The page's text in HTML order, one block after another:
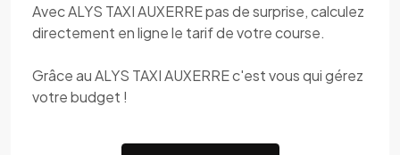
Avec ALYS TAXI AUXERRE pas de surprise, calculez
directement en ligne le tarif de votre course.
Grâce au ALYS TAXI AUXERRE c'est vous qui gérez
votre budget !